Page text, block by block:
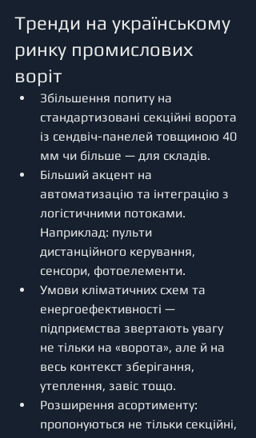
Тренди на українському
ринку промислових
воріт
Збільшення попиту на
стандартизовані секційні ворота
із сендвіч-панелей товщиною 40
мм чи більше — для складів.
Більший акцент на
автоматизацію та інтеграцію з
логістичними потоками.
Наприклад: пульти
дистанційного керування,
сенсори, фотоелементи.
Умови кліматичних схем та
енергоефективності —
підприємства звертають увагу
не тільки на «ворота», але й на
весь контекст зберігання,
утеплення, завіс тощо.
Розширення асортименту:
пропонуються не тільки секційні,